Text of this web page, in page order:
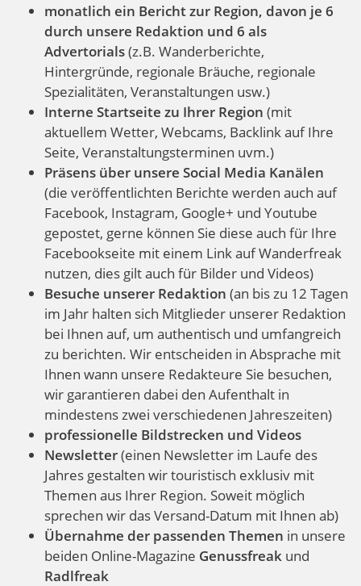
monatlich ein Bericht zur Region, davon je 6
durch unsere Redaktion und 6 als
Advertorials(z.B. Wanderberichte,
Hintergründe, regionale Bräuche, regionale
Spezialitäten, Veranstaltungen usw.)
Interne Startseite zu Ihrer Region (mit
aktuellem Wetter, Webcams, Backlink auf Ihre
Seite, Veranstaltungsterminen uvm.)
Präsens über unsere Social Media Kanälen
(die veröffentlichten Berichte werden auch auf
Facebook, Instagram, Google+ und Youtube
gepostet, gerne können Sie diese auch für Ihre
Facebookseite mit einem Link auf Wanderfreak
nutzen, dies gilt auch für Bilder und Videos)
Besuche unserer Redaktion (an bis zu 12 Tagen
im Jahr halten sich Mitglieder unserer Redaktion
bei Ihnen auf, um authentisch und umfangreich
zu berichten. Wir entscheiden in Absprache mit
Ihnen wann unsere Redakteure Sie besuchen,
wir garantieren dabei den Aufenthalt in
mindestens zwei verschiedenen Jahreszeiten)
professionelle Bildstrecken und Videos
Newsletter(einen Newsletter im Laufe des
Jahres gestalten wir touristisch exklusiv mit
Themen aus Ihrer Region. Soweit möglich
sprechen wir das Versand-Datum mit Ihnen ab)
Übernahme der passenden Themen in unsere
beiden Online-Magazine Genussfreak und
Radlfreak